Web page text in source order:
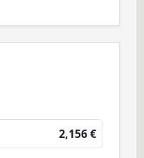
2,156 €